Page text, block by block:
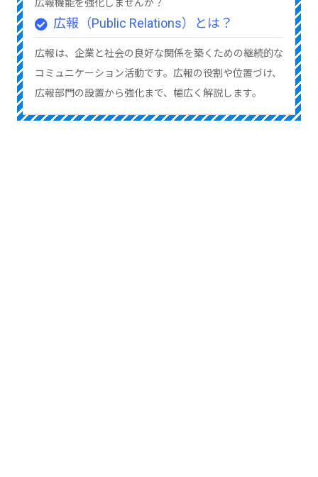
広報機能を強化しませんか？
広報（Public Relations）とは？
広報は、企業と社会の良好な関係を築くための継続的な
コミュニケーション活動です。広報の役割や位置づけ、
広報部門の設置から強化まで、幅広く解説します。